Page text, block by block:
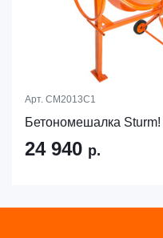
Арт. CM2013C1
Бетономешалка
24 940 р.